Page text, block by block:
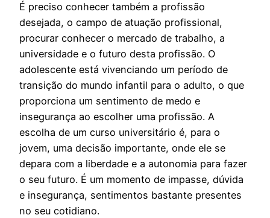
É preciso conhecer também a profissão
desejada, o campo de atuação profissional,
procurar conhecer o mercado de trabalho, a
universidade e o futuro desta profissão. O
adolescente está vivenciando um período de
transição do mundo infantil para o adulto, o que
proporciona um sentimento de medo e
insegurança ao escolher uma profissão. A
escolha de um curso universitário é, para o
jovem, uma decisão importante, onde ele se
depara com a liberdade e a autonomia para fazer
o seu futuro. É um momento de impasse, dúvida
e insegurança, sentimentos bastante presentes
no seu cotidiano.